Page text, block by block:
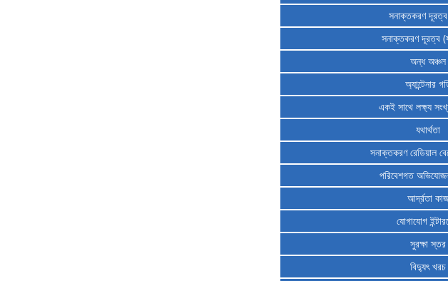
সনাক্তকরণ দূরত্ব
সনাক্তকরণ দূরত্ব
অন্ধ অঞ্চল
অ্যান্টেনার
একই সাথে লক্ষ্য
যথার্থতা
সনাক্তকরণ রেডিয়াল
পরিবেশগত
আর্দ্রতা
যোগাযোগ
সুরক্ষা স্তর
বিদ্যুৎ খরচ